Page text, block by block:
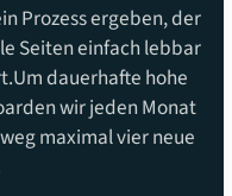
Prozess ergeben, der
Seiten einfach lebbar
dauerhafte hohe
wir jeden Monat
maximal vier neue